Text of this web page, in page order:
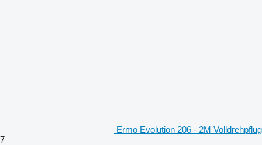
Ermo Evolution 206 - 2M Volldrehpflug
7